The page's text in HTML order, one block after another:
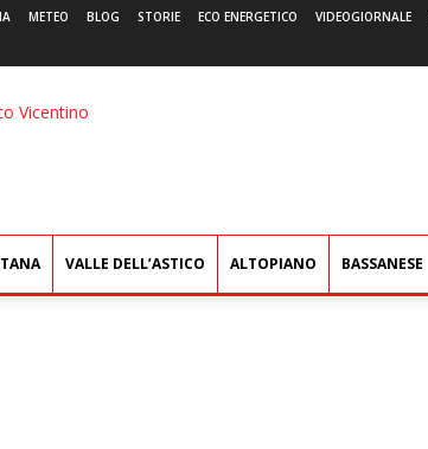
METEO BLOG STORIE ECO ENERGETICO VIDEOGIORNALE
L'Eco
VALLE DELL’ASTICO ALTOPIANO BASSANESE